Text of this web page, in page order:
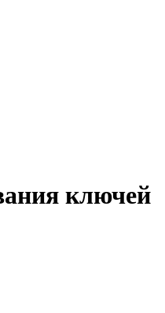
ключей